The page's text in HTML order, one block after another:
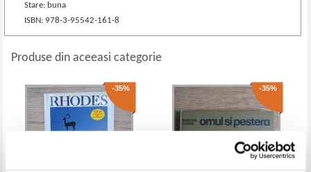
Stare: buna
ISBN: 978-3-95542-161-8
Produse din aceeasi categorie
-35% -35%